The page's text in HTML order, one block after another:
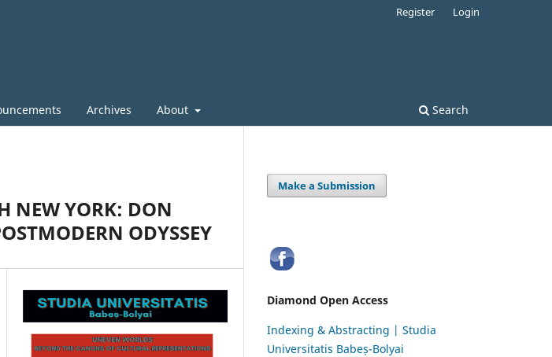
Archives About Search
Register Login
NEW YORK: DON
ODYSSEY
Make a Submission
Diamond Open Access
Indexing & Abstracting | Studia
Universitatis Babeș-Bolyai